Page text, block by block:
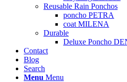
Reusable Rain Ponchos
poncho PETRA
coat MILENA
Durable
Deluxe Poncho
Contact
Blog
Search
Menu Menu